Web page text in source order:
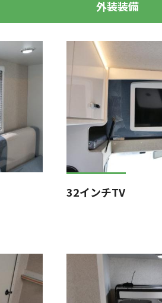
外装装備
32インチTV